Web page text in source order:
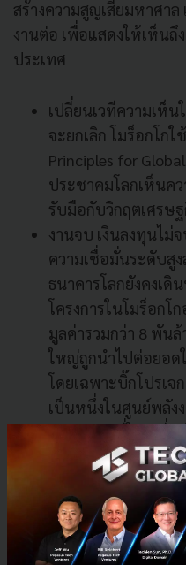
สร้างความสูญเสียมหาศา
งานต่อ เพื่อแสดงให้เห็น
ประเทศ
เปลี่ยนเวทีความเห็
จะยกเลิก โมร็อกโก
Principles for
ประชาคมโลกเห็นค
รับมือกับวิกฤตเศรษ
งานจบ เงินลงทุนไม่
ความเชื่อมั่นระดับสู
ธนาคารโลกยังคงเ
โครงการในโมร็อกโ
มูลค่ารวมกว่า 8 พัน
ใหญ่ถูกนำไปต่อยอด
โดยเฉพาะบิ๊กโปรเจ
เป็นหนึ่งในศูนย์พลัง
Complex) ที่ใหญ่ที่สุ
เป็นผู้นำด้านพลังง
เหนือได้อย่างเต็มภ
เป้าหมายไทย เรากำลังจ